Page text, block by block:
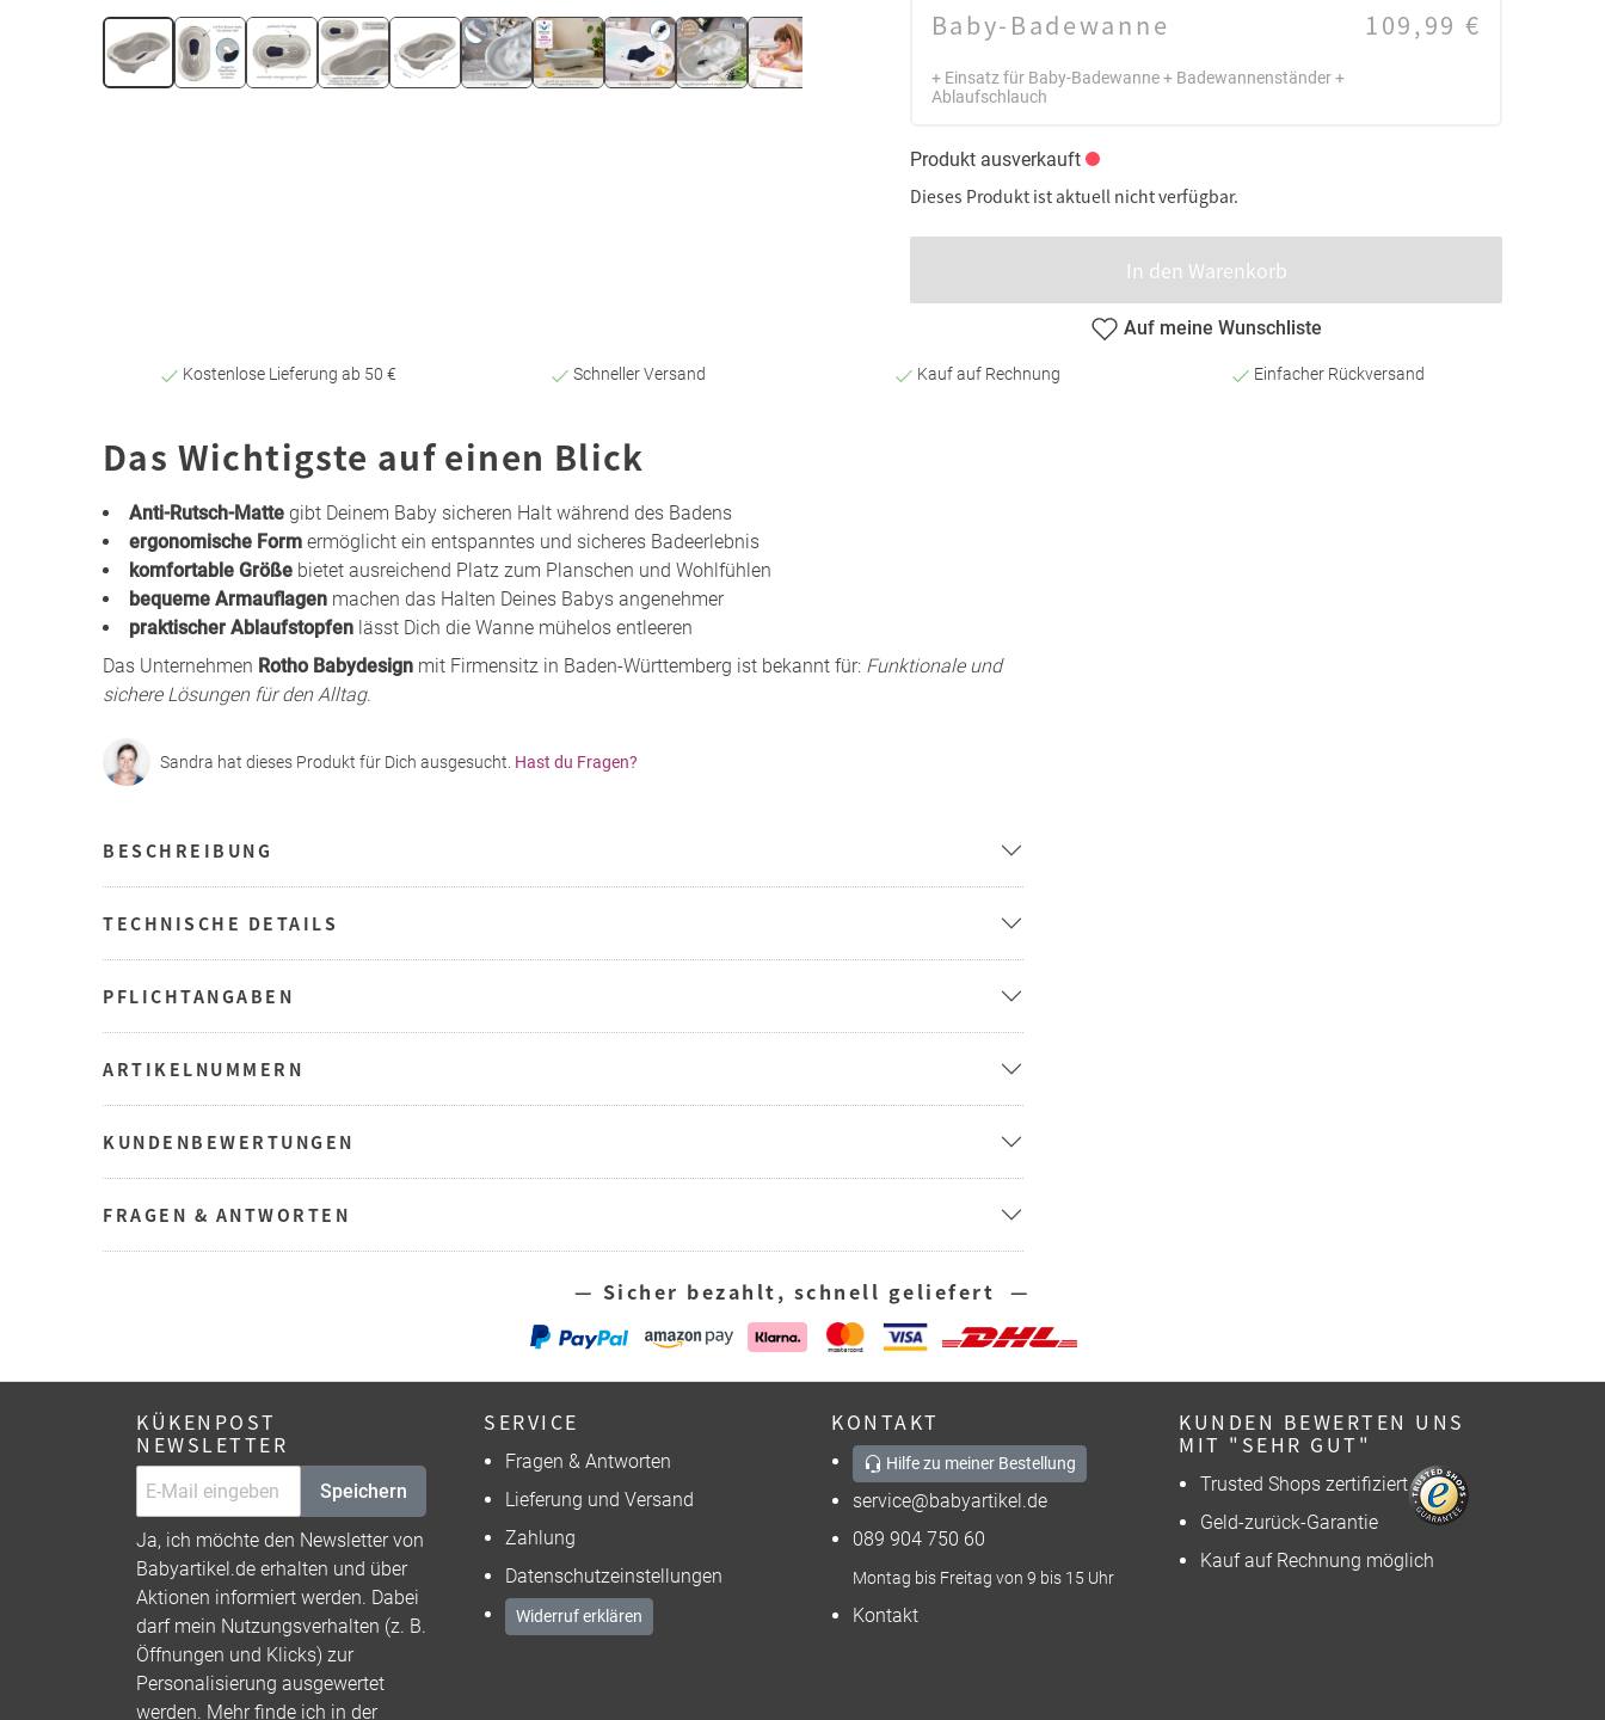
Baby-Badewanne
+ Einsatz für Baby-Badewanne + Badewannenständer +
Ablaufschlauch
109,99 €
Produkt ausverkauft
Dieses Produkt ist aktuell nicht verfügbar.
In den Warenkorb
Auf meine Wunschliste
Kostenlose Lieferung ab 50 € Schneller Versand Kauf auf Rechnung Einfacher Rückversand
Das Wichtigste auf einen Blick
Anti-Rutsch-Matte gibt Deinem Baby sicheren Halt während des Badens
ergonomische Form ermöglicht ein entspanntes und sicheres Badeerlebnis
komfortable Größe bietet ausreichend Platz zum Planschen und Wohlfühlen
bequeme Armauflagen machen das Halten Deines Babys angenehmer
praktischer Ablaufstopfen lässt Dich die Wanne mühelos entleeren
Das Unternehmen Rotho Babydesign mit Firmensitz in Baden-Württemberg ist bekannt für: Funktionale und
sichere Lösungen für den Alltag.
Sandra hat dieses Produkt für Dich ausgesucht. Hast du Fragen?
BESCHREIBUNG
TECHNISCHE DETAILS
PFLICHTANGABEN
ARTIKELNUMMERN
KUNDENBEWERTUNGEN
FRAGEN & ANTWORTEN
— Sicher bezahlt, schnell geliefert —
KÜKENPOST
NEWSLETTER
Speichern
Ja, ich möchte den Newsletter von
Babyartikel.de erhalten und über
Aktionen informiert werden. Dabei
darf mein Nutzungsverhalten (z. B.
Öffnungen und Klicks) zur
Personalisierung ausgewertet
werden. Mehr finde ich in der
SERVICE
Fragen & Antworten
Lieferung und Versand
Zahlung
Datenschutzeinstellungen
Widerruf erklären
KONTAKT
Hilfe zu meiner Bestellung
service@babyartikel.de
089 904 750 60
Montag bis Freitag von 9 bis 15 Uhr
Kontakt
KUNDEN BEWERTEN UNS
MIT "SEHR GUT"
Trusted Shops zertifiziert
Geld-zurück-Garantie
Kauf auf Rechnung möglich